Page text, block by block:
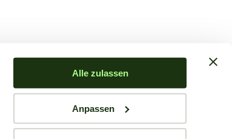
Alle zulassen
Anpassen